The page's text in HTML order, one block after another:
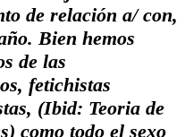
de relación a/ con,
Bien hemos
de las
fetichistas
(Ibid: Teoria de
como todo el sexo